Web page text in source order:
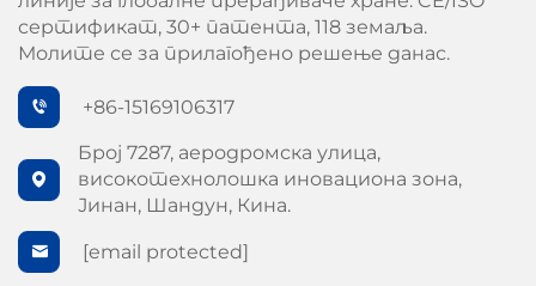
сертификат, 30+ патента, 118 земаља.
Молите се за прилагођено решење данас.
+86-15169106317
Број 7287, аеродромска улица,
високотехнолошка иновациона зона,
Јинан, Шандун, Кина.
[email protected]